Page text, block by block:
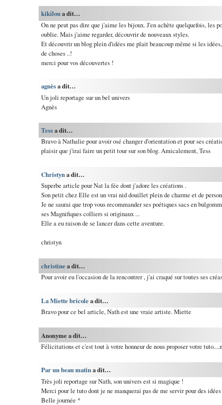
kikiloua dit…
On ne peut pas dire que j'aime les bijoux. J'en achète quelquefois, les
oublie. Mais j'aime regarder, découvrir de nouveaux styles.
Et découvrir un blog plein d'idées me plait beaucoup même si les
de choses ..!
merci pour vos découvertes !
agnèsa dit…
Un joli reportage sur un bel univers
Agnès
Tessa dit…
Bravo à Nathalie pour avoir osé changer d'orientation et pour ses
plaisir que j'irai faire un petit tour sur son blog. Amicalement, Tess
Christyna dit…
Superbe article pour Nat la fée dont j'adore les créations .
Son petit chez Elle est un vrai nid douillet plein de charme et de
Je ne saurai que trop vous recommander ses poétiques sacs en
ses Magnifiques colliers si originaux ...
Elle a eu raison de se lancer dans cette aventure.
christyn
christinea dit…
Pour avoir eu l'occasion de la rencontrer , j'ai craqué sur toutes ses
La Miette bricolea dit…
Bravo pour ce bel article, Nath est une vraie artiste. Miette
Anonyme a dit…
Félicitations et c'est tout à votre honneur de nous proposer votre
Par un beau matina dit…
Très joli reportage sur Nath, son univers est si magique !
Merci pour le tuto dont je ne manquerai pas de me servir pour des
Belle journée *